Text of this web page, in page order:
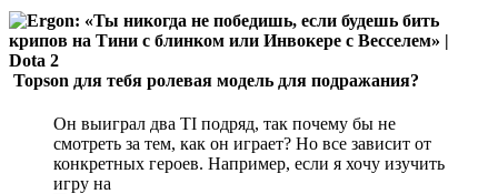
Topson для тебя ролевая модель для подражания?
Он выиграл два TI подряд, так почему бы не
смотреть за тем, как он играет? Но все зависит от
конкретных героев. Например, если я хочу изучить
игру на